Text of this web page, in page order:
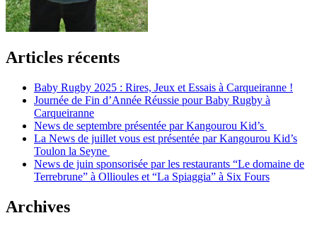
Articles récents
Baby Rugby 2025 : Rires, Jeux et Essais à Carqueiranne !
Journée de Fin d’Année Réussie pour Baby Rugby à
Carqueiranne
News de septembre présentée par Kangourou Kid’s
La News de juillet vous est présentée par Kangourou Kid’s
Toulon la Seyne
News de juin sponsorisée par les restaurants “Le domaine de
Terrebrune” à Ollioules et “La Spiaggia” à Six Fours
Archives